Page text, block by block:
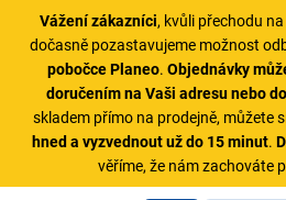
Vážení zákazníci, kvůli přechodu
dočasně pozastavujeme možnost
pobočce Planeo.Objednávky
doručením na Vaši adresu nebo
skladem přímo na prodejně, můžete
hned a vyzvednout už do 15 minut.
věříme, že nám zachováte